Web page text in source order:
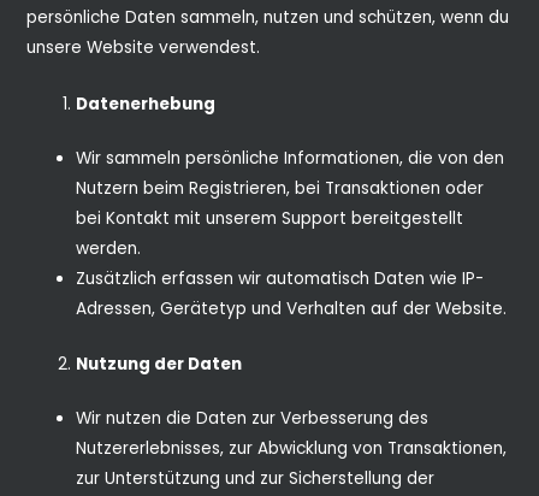
persönliche Daten sammeln, nutzen und schützen, wenn du
unsere Website verwendest.
Datenerhebung
Wir sammeln persönliche Informationen, die von den
Nutzern beim Registrieren, bei Transaktionen oder
bei Kontakt mit unserem Support bereitgestellt
werden.
Zusätzlich erfassen wir automatisch Daten wie IP-
Adressen, Gerätetyp und Verhalten auf der Website.
Nutzung der Daten
Wir nutzen die Daten zur Verbesserung des
Nutzererlebnisses, zur Abwicklung von Transaktionen,
zur Unterstützung und zur Sicherstellung der